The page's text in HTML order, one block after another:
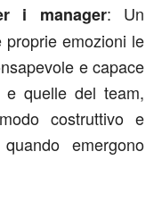
i manager: Un
emozioni le
e capace
quelle del team,
costruttivo e
emergono